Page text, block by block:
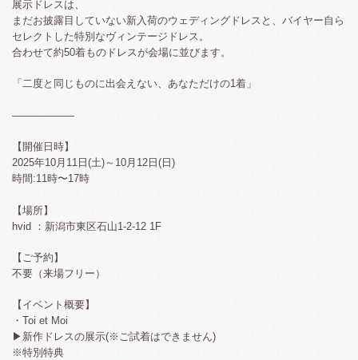
展示ドレスは、
まだお披露目していない新入荷のウェディングドレスと、バイヤー自ら
セレクトした特別なヴィンテージドレス。
合わせて約50着ものドレスが会場に並びます。
「二度と同じものに出会えない、あなただけの1着」
——————
【開催日時】
2025年10月11日(土)～10月12日(日)
時間:11時〜17時
【場所】
hvid ：新潟市東区石山1-2-12 1F
【ご予約】
不要（来場フリー）
【イベント概要】
・Toi et Moi
▶新作ドレスの展示(※ご試着はできません)
※特別特典